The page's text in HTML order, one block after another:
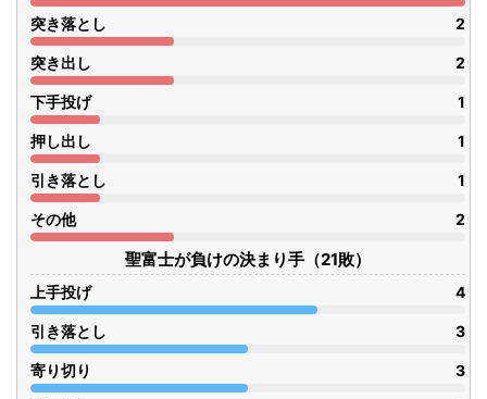
突き落とし 2
突き出し 2
下手投げ 1
押し出し 1
引き落とし 1
その他 2
聖富士が負けの決まり手（21敗）
上手投げ 4
引き落とし 3
寄り切り 3